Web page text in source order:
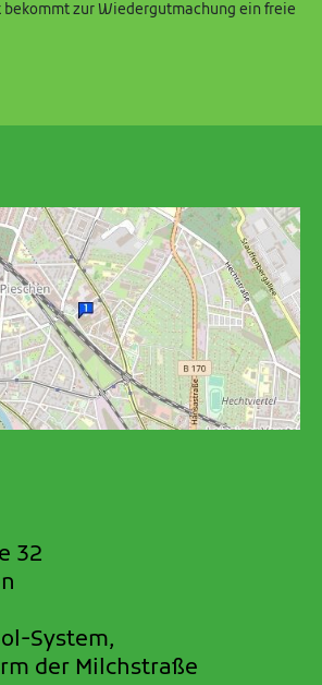
zur Wiedergutmachung ein freie
32
System,
der Milchstraße